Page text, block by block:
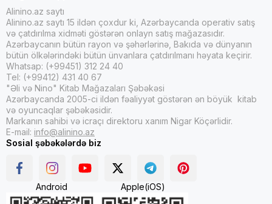
Alinino.az saytı
Alinino.az saytı 15 ildən çoxdur ki, Azərbaycanda operativ satış
və çatdırılma xidməti göstərən onlayn satış mağazasıdır.
Azərbaycanın bütün rayon və şəhərlərinə, Bakıda və dünyanın
bütün ölkələrindəki bütün ünvanlara çatdırılmanı həyata keçirir.
Whatsap: (+99451) 312 24 40
Tel: (+99412) 431 40 67
"Əli və Nino" Kitab Mağazaları Şəbəkəsi
Azərbaycanda 2005-ci ildən fəaliyyət göstərən ən böyük kitab
və oyuncaqlar şəbəkəsidir.
Markanın sahibi və icraçı direktoru xanım Nigar Köçərlidir.
E-mail: info@alinino.az
Sosial şəbəkələrdə biz
Android Apple(iOS)